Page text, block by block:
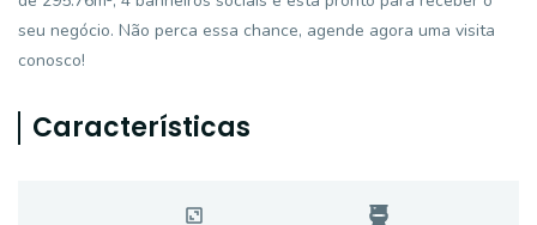
seu negócio. Não perca essa chance, agende agora uma visita
conosco!
Características